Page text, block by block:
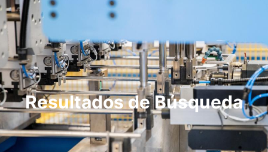
Resultados de Búsqueda